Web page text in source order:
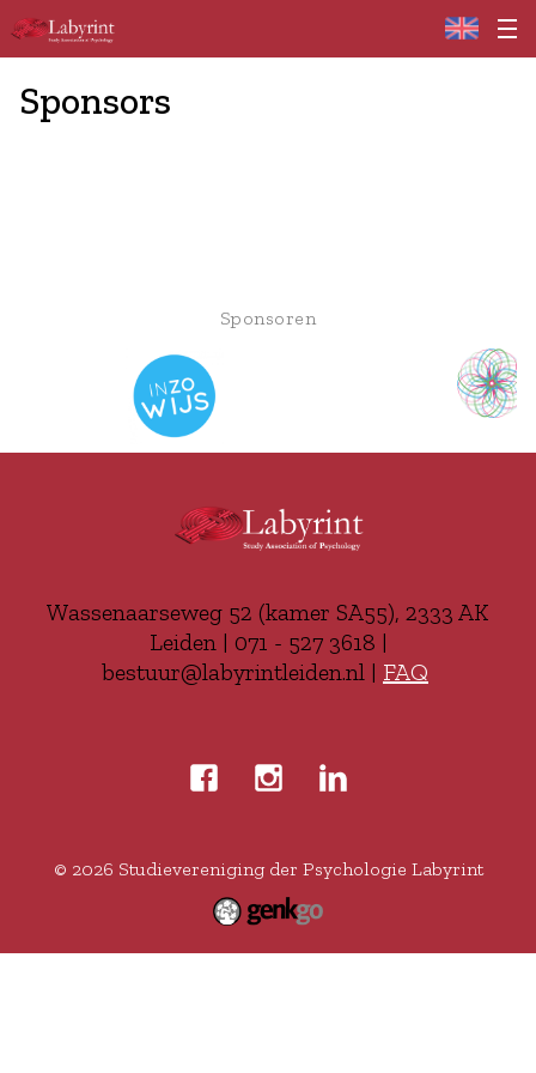
Home
Sponsors
Sponsoren
Wassenaarseweg 52 (kamer SA55), 2333 AK
Leiden | 071 - 527 3618 |
bestuur@labyrintleiden.nl | FAQ
© 2026 Studievereniging der Psychologie Labyrint